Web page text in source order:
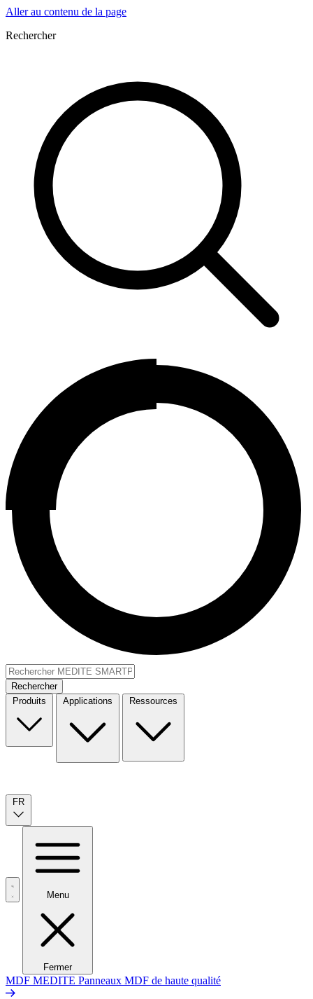
Aller au contenu de la page
Rechercher
Rechercher
Produits
Applications Ressources
FR
Menu
Fermer
MDF MEDITE Panneaux MDF de haute qualité